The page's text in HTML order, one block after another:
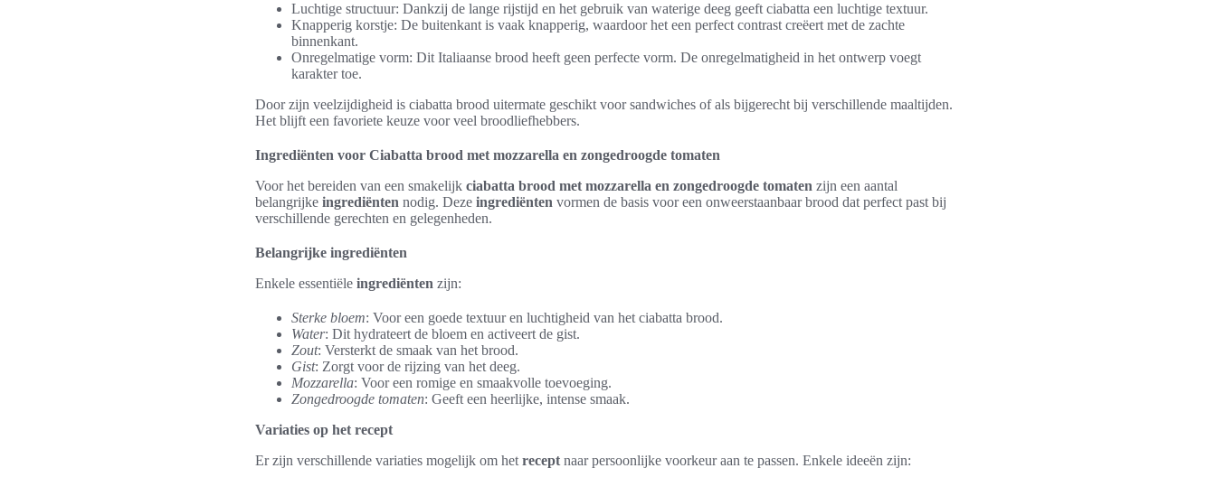
Luchtige structuur: Dankzij de lange rijstijd en het gebruik van waterige deeg geeft ciabatta een luchtige textuur.
Knapperig korstje: De buitenkant is vaak knapperig, waardoor het een perfect contrast creëert met de zachte
binnenkant.
Onregelmatige vorm: Dit Italiaanse brood heeft geen perfecte vorm. De onregelmatigheid in het ontwerp voegt
karakter toe.
Door zijn veelzijdigheid is ciabatta brood uitermate geschikt voor sandwiches of als bijgerecht bij verschillende maaltijden.
Het blijft een favoriete keuze voor veel broodliefhebbers.
Ingrediënten voor Ciabatta brood met mozzarella en zongedroogde tomaten
Voor het bereiden van een smakelijk ciabatta brood met mozzarella en zongedroogde tomaten zijn een aantal
belangrijke ingrediënten nodig. Deze ingrediënten vormen de basis voor een onweerstaanbaar brood dat perfect past bij
verschillende gerechten en gelegenheden.
Belangrijke ingrediënten
Enkele essentiële ingrediënten zijn:
Sterke bloem: Voor een goede textuur en luchtigheid van het ciabatta brood.
Water: Dit hydrateert de bloem en activeert de gist.
Zout: Versterkt de smaak van het brood.
Gist: Zorgt voor de rijzing van het deeg.
Mozzarella: Voor een romige en smaakvolle toevoeging.
Zongedroogde tomaten: Geeft een heerlijke, intense smaak.
Variaties op het recept
Er zijn verschillende variaties mogelijk om het recept naar persoonlijke voorkeur aan te passen. Enkele ideeën zijn: